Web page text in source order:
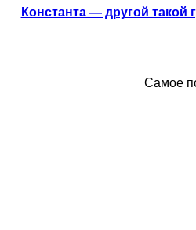
Константа — другой
Самое